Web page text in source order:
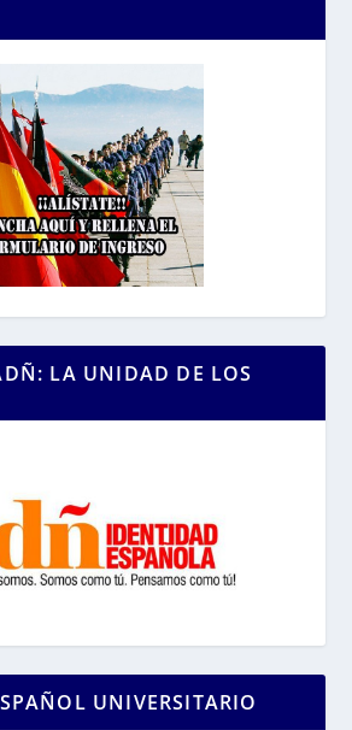
LA UNIDAD DE LOS
UNIVERSITARIO